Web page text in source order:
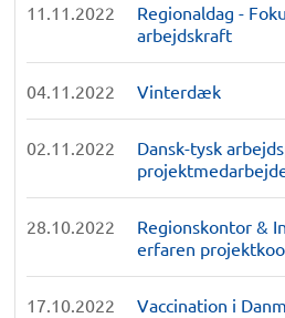
11.11.2022
Regionaldag -
arbejdskraft
04.11.2022 Vinterdæk
02.11.2022
Dansk-tysk
28.10.2022
Regionskontor &
erfaren
17.10.2022 Vaccination i